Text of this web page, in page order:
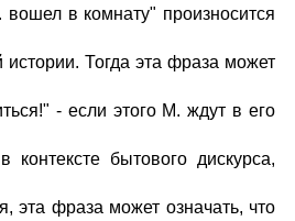
в комнату" произносится
истории. Тогда эта фраза может
- если этого М. ждут в его
бытового дискурса,
эта фраза может означать, что